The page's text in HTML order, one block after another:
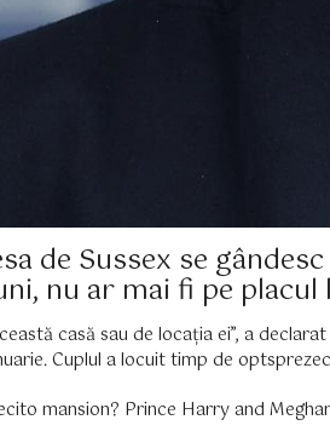
de Sussex se
nu ar mai fi pe
casă sau de locația ei”, a
Cuplul a locuit timp de
mansion? Prince Harry and